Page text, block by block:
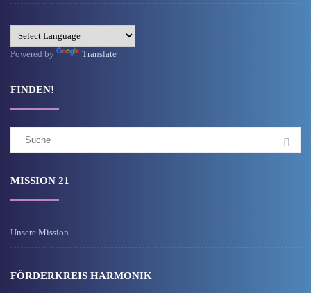
Powered by Translate
FINDEN!
MISSION 21
Unsere Mission
FÖRDERKREIS HARMONIK